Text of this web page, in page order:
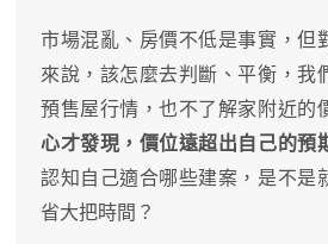
市場混亂、房價不低是事實，但
來說，該怎麼去判斷、平衡，我
預售屋行情，也不了解家附近的
心才發現，價位遠超出自己的預
認知自己適合哪些建案，是不是
省大把時間？